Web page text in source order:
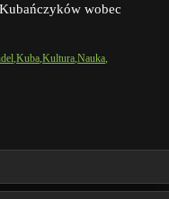
wobec
Kuba Kultura Nauka